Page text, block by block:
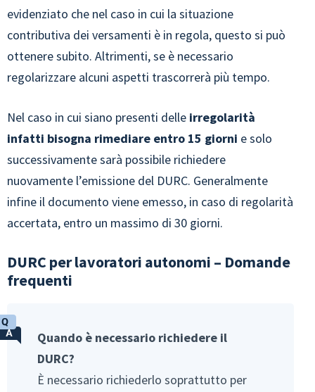
evidenziato che nel caso in cui la situazione
contributiva dei versamenti è in regola, questo si può
ottenere subito. Altrimenti, se è necessario
regolarizzare alcuni aspetti trascorrerà più tempo.
Nel caso in cui siano presenti delle irregolarità
infatti bisogna rimediare entro 15 giorni e solo
successivamente sarà possibile richiedere
nuovamente l’emissione del DURC. Generalmente
infine il documento viene emesso, in caso di regolarità
accertata, entro un massimo di 30 giorni.
DURC per lavoratori autonomi – Domande
frequenti
Quando è necessario richiedere il
DURC?
È necessario richiederlo soprattutto per